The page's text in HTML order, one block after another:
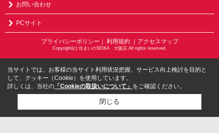
お問い合わせ
PCサイト
プライバシーポリシー ｜ 利用規約 ｜アクセスマップ
Copyright(c) 住まいのSEIKA 大阪店 All rights reserved.
当サイトでは、お客様の当サイト利用状況把握、サービス向上検討を目的と
して、クッキー（Cookie）を使用しています。
詳しくは、当社の 「Cookieの取扱いについて」 をご確認ください。
閉じる